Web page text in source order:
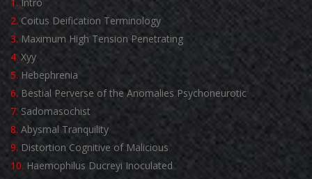
2.Coitus Deification Terminology
3. Maximum High Tension Penetrating
4. Xyy
5. Hebephrenia
6. Bestial Perverse of the Anomalies Psychoneurotic
7. Sadomasochist
8. Abysmal Tranquility
9. Distortion Cognitive of Malicious
10. Haemophilus Ducreyi Inoculated